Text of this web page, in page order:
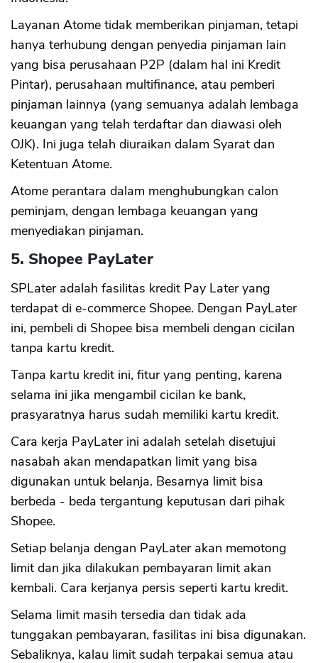
Layanan Atome tidak memberikan pinjaman, tetapi
hanya terhubung dengan penyedia pinjaman lain
yang bisa perusahaan P2P (dalam hal ini Kredit
Pintar), perusahaan multifinance, atau pemberi
pinjaman lainnya (yang semuanya adalah lembaga
keuangan yang telah terdaftar dan diawasi oleh
OJK). Ini juga telah diuraikan dalam Syarat dan
Ketentuan Atome.
Atome perantara dalam menghubungkan calon
peminjam, dengan lembaga keuangan yang
menyediakan pinjaman.
5. Shopee PayLater
SPLater adalah fasilitas kredit Pay Later yang
terdapat di e-commerce Shopee. Dengan PayLater
ini, pembeli di Shopee bisa membeli dengan cicilan
tanpa kartu kredit.
Tanpa kartu kredit ini, fitur yang penting, karena
selama ini jika mengambil cicilan ke bank,
prasyaratnya harus sudah memiliki kartu kredit.
Cara kerja PayLater ini adalah setelah disetujui
nasabah akan mendapatkan limit yang bisa
digunakan untuk belanja. Besarnya limit bisa
berbeda - beda tergantung keputusan dari pihak
Shopee.
Setiap belanja dengan PayLater akan memotong
limit dan jika dilakukan pembayaran limit akan
kembali. Cara kerjanya persis seperti kartu kredit.
Selama limit masih tersedia dan tidak ada
tunggakan pembayaran, fasilitas ini bisa digunakan.
Sebaliknya, kalau limit sudah terpakai semua atau